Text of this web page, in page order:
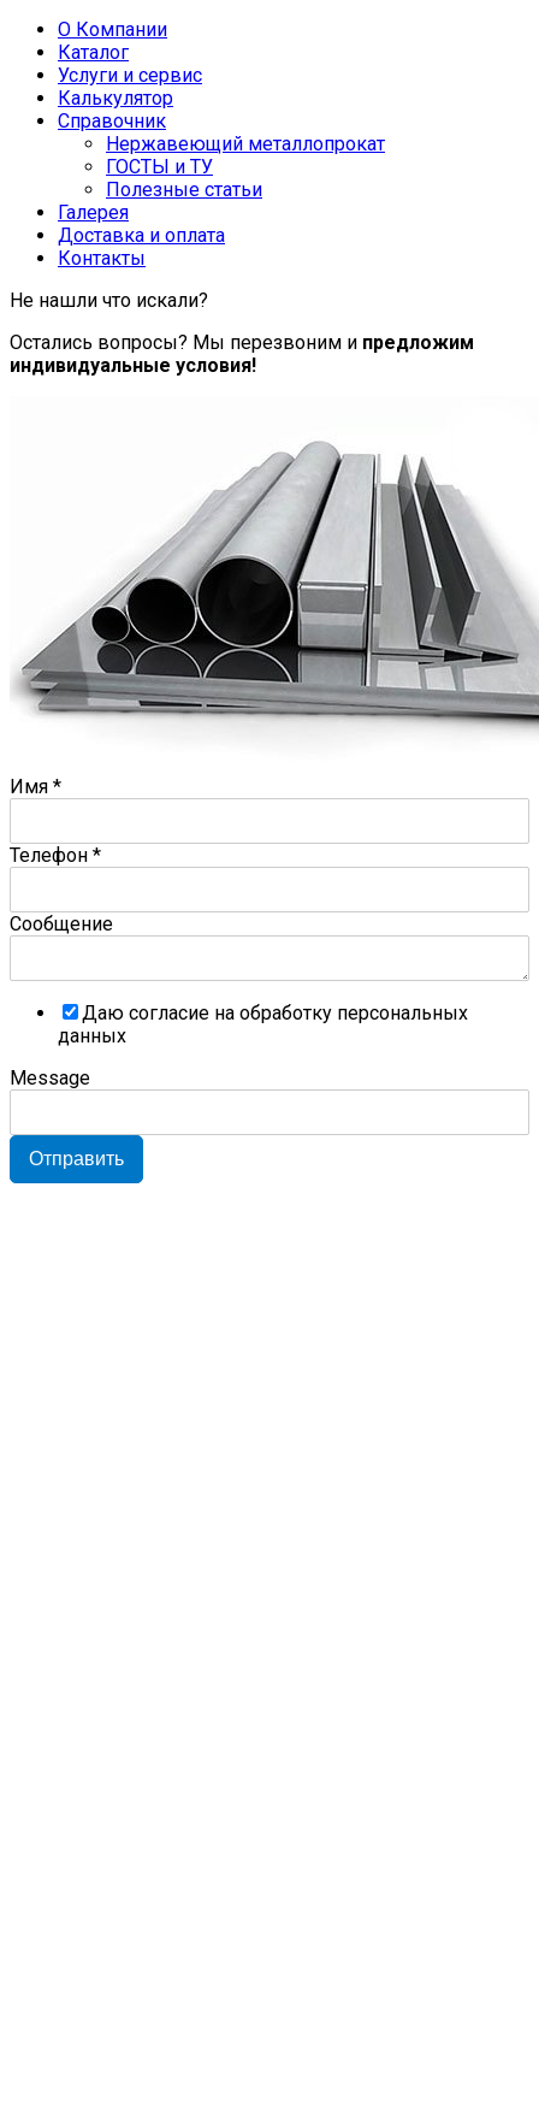
О Компании
Каталог
Услуги и сервис
Калькулятор
Справочник
Нержавеющий металлопрокат
ГОСТЫ и ТУ
Полезные статьи
Галерея
Доставка и оплата
Контакты
Не нашли что искали?
Остались вопросы? Мы перезвоним и предложим
индивидуальные условия!
Имя *
Телефон *
Сообщение
Даю согласие на обработку персональных
данных
Message
Отправить